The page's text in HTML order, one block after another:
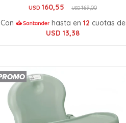
USD 160,55 USD169,00
Con hasta en 12 cuotas de
USD 13,38